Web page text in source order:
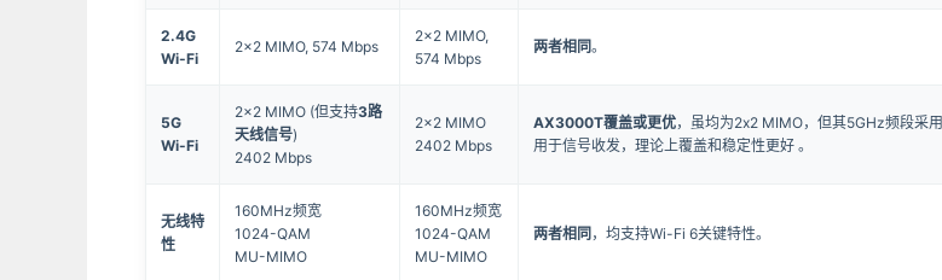
2.4G
Wi-Fi
2x2 MIMO, 574 Mbps
2x2 MIMO,
574 Mbps
两者相同。
5G
Wi-Fi
2x2 MIMO (但支持3路
天线信号)
2402 Mbps
2x2 MIMO
2402 Mbps
AX3000T覆盖或更优，虽均为2x2 MIMO，但其5GHz频段采用
用于信号收发，理论上覆盖和稳定性更好 。
无线特
性
160MHz频宽
1024-QAM
MU-MIMO
160MHz频宽
1024-QAM
MU-MIMO
两者相同 ，均支持Wi-Fi 6关键特性。